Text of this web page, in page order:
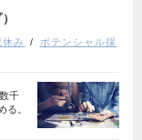
休み
ポテンシャル採
千
る。